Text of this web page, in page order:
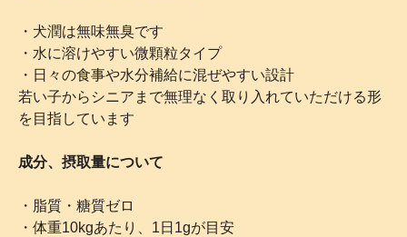
・犬潤は無味無臭です
・水に溶けやすい微顆粒タイプ
・日々の食事や水分補給に混ぜやすい設計
若い子からシニアまで無理なく取り入れていただける形
を目指しています
成分、摂取量について
・脂質・糖質ゼロ
・体重10kgあたり、1日1gが目安